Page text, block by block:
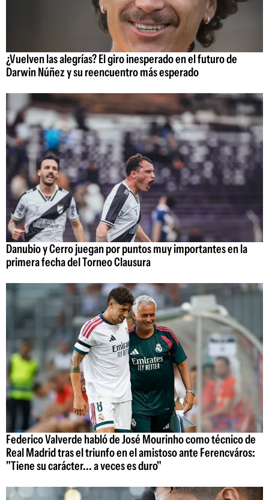
¿Vuelven las alegrías? El giro inesperado en el futuro de
Darwin Núñez y su reencuentro más esperado
Danubio y Cerro juegan por puntos muy importantes en la
primera fecha del Torneo Clausura
Federico Valverde habló de José Mourinho como técnico de
Real Madrid tras el triunfo en el amistoso ante Ferencváros:
"Tiene su carácter... a veces es duro"